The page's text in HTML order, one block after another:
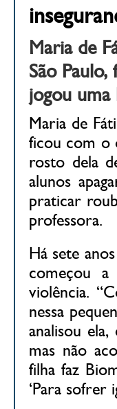
Maria de
São
jogou uma
Maria de
ficou com o
rosto dela
alunos
praticar
professora.
Há sete
começou a
violência.
nessa
analisou
mas não
filha faz
‘Para sofrer